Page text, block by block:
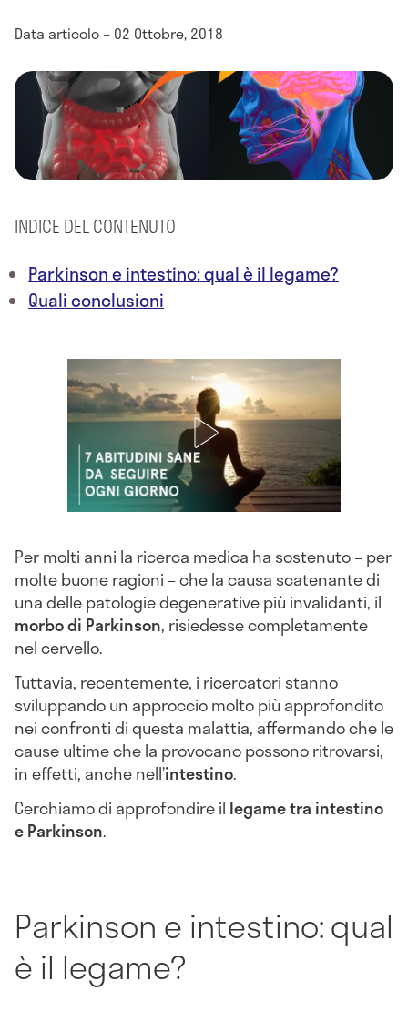
Data articolo – 02 Ottobre, 2018
INDICE DEL CONTENUTO
Parkinson e intestino: qual è il legame?
Quali conclusioni
Per molti anni la ricerca medica ha sostenuto – per
molte buone ragioni – che la causa scatenante di
una delle patologie degenerative più invalidanti, il
morbo di Parkinson, risiedesse completamente
nel cervello.
Tuttavia, recentemente, i ricercatori stanno
sviluppando un approccio molto più approfondito
nei confronti di questa malattia, affermando che le
cause ultime che la provocano possono ritrovarsi,
in effetti, anche nell’intestino.
Cerchiamo di approfondire il legame tra intestino
e Parkinson.
Parkinson e intestino: qual
è il legame?